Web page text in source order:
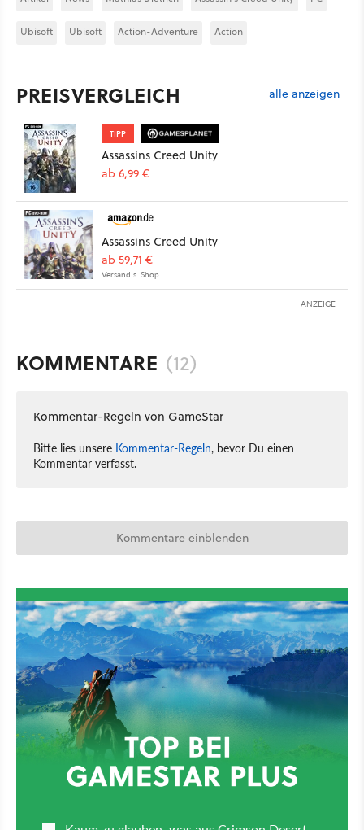
Ubisoft Ubisoft Action-Adventure Action
PREISVERGLEICH alle anzeigen
TIPP
Assassins Creed Unity
ab 6,99 €
Assassins Creed Unity
ab 59,71 €
Versand s. Shop
ANZEIGE
KOMMENTARE (12)
Kommentar-Regeln von GameStar
Bitte lies unsere Kommentar-Regeln, bevor Du einen
Kommentar verfasst.
Kommentare einblenden